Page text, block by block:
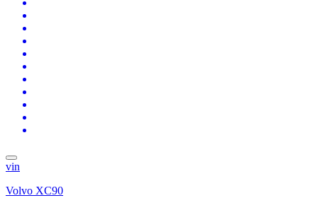
vin
Volvo XC90